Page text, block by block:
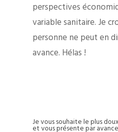
perspectives
variable sanitaire. Je
personne ne peut en
avance. Hélas !
Je vous souhaite le plus
et vous présente par